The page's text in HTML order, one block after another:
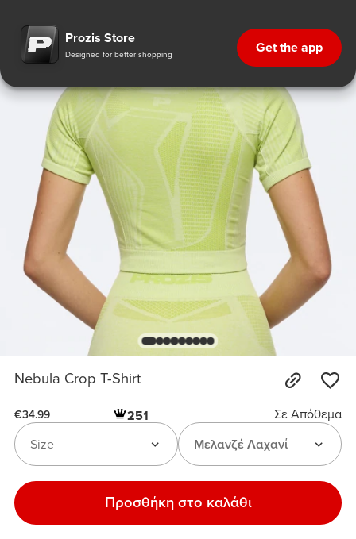
Prozis Store
Designed for better shopping Get the app
Nebula Crop T-Shirt
€34.99 251
Σε Απόθεμα
Μελανζέ Λαχανί
Size
Προσθήκη στο καλάθι